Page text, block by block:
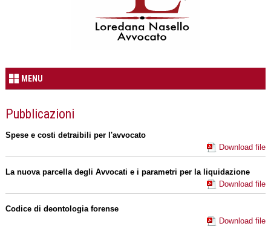
MENU
Pubblicazioni
Spese e costi detraibili per l'avvocato
Download file
La nuova parcella degli Avvocati e i parametri per la liquidazione
Download file
Codice di deontologia forense
Download file